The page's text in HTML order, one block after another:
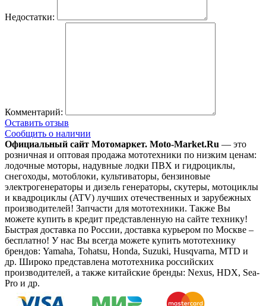
Недостатки:
Комментарий:
Оставить отзыв
Сообщить о наличии
Официальный сайт Мотомаркет. Moto-Market.Ru — это
розничная и оптовая продажа мототехники по низким ценам:
лодочные моторы, надувные лодки ПВХ и гидроциклы,
снегоходы, мотоблоки, культиваторы, бензиновые
электрогенераторы и дизель генераторы, скутеры, мотоциклы
и квадроциклы (ATV) лучших отечественных и зарубежных
производителей! Запчасти для мототехники. Также Вы
можете купить в кредит представленную на сайте технику!
Быстрая доставка по России, доставка курьером по Москве –
бесплатно! У нас Вы всегда можете купить мототехнику
брендов: Yamaha, Tohatsu, Honda, Suzuki, Husqvarna, MTD и
др. Широко представлена мототехника российских
производителей, а также китайские бренды: Nexus, HDX, Sea-
Pro и др.